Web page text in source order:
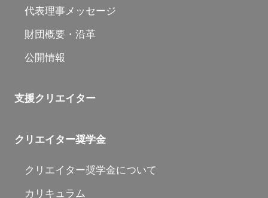
代表理事メッセージ
財団概要・沿革
公開情報
支援クリエイター
クリエイター奨学金
クリエイター奨学金について
カリキュラム